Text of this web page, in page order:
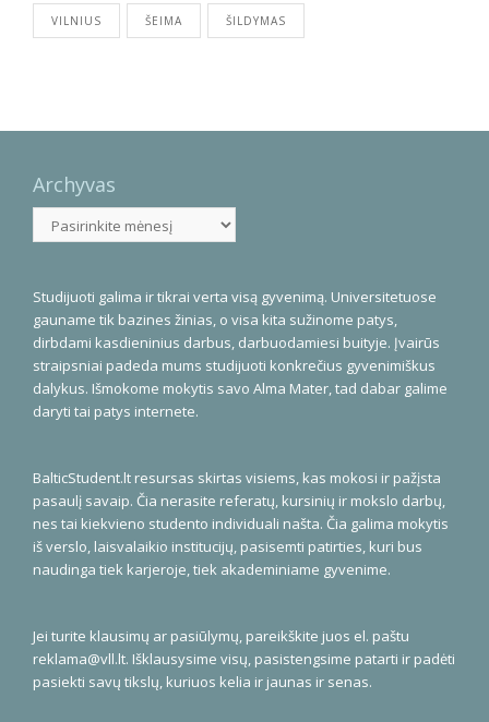
VILNIUS ŠEIMA ŠILDYMAS
Archyvas
Studijuoti galima ir tikrai verta visą gyvenimą. Universitetuose
gauname tik bazines žinias, o visa kita sužinome patys,
dirbdami kasdieninius darbus, darbuodamiesi buityje. Įvairūs
straipsniai padeda mums studijuoti konkrečius gyvenimiškus
dalykus. Išmokome mokytis savo Alma Mater, tad dabar galime
daryti tai patys internete.
BalticStudent.lt resursas skirtas visiems, kas mokosi ir pažįsta
pasaulį savaip. Čia nerasite referatų, kursinių ir mokslo darbų,
nes tai kiekvieno studento individuali našta. Čia galima mokytis
iš verslo, laisvalaikio institucijų, pasisemti patirties, kuri bus
naudinga tiek karjeroje, tiek akademiniame gyvenime.
Jei turite klausimų ar pasiūlymų, pareikškite juos el. paštu
reklama@vll.lt. Išklausysime visų, pasistengsime patarti ir padėti
pasiekti savų tikslų, kuriuos kelia ir jaunas ir senas.